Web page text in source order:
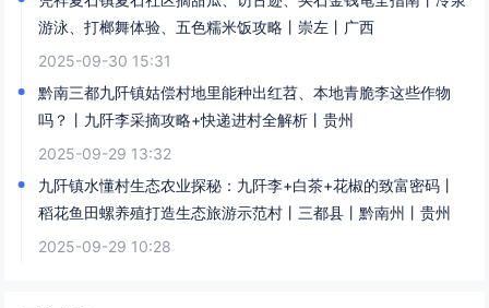
游泳、打榔舞体验、五色糯米饭攻略丨崇左丨广西
2025-09-30 15:31
黔南三都九阡镇姑偿村地里能种出红苕、本地青脆李这些作物
吗？丨九阡李采摘攻略+快递进村全解析丨贵州
2025-09-29 13:32
九阡镇水懂村生态农业探秘：九阡李+白茶+花椒的致富密码丨
稻花鱼田螺养殖打造生态旅游示范村丨三都县丨黔南州丨贵州
2025-09-29 10:28